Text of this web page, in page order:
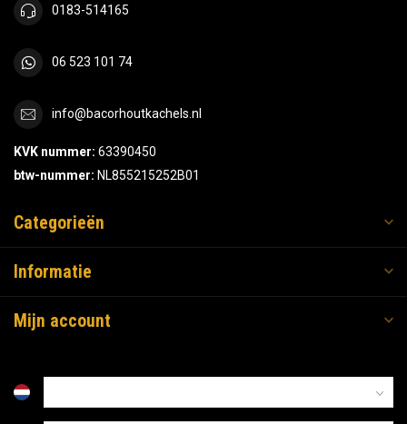
0183-514165
06 523 101 74
info@bacorhoutkachels.nl
KVK nummer: 63390450
btw-nummer: NL855215252B01
Categorieën
Informatie
Mijn account